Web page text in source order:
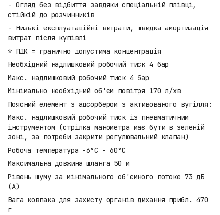
- Огляд без відбиття завдяки спеціальній плівці,
стійкій до розчинників
- Низькі експлуатаційні витрати, швидка амортизація
витрат після купівлі
* ПДК = гранично допустима концентрація
Необхідний надлишковий робочий тиск 4 бар
Макс. надлишковий робочий тиск 4 бар
Мінімально необхідний об'єм повітря 170 л/хв
Поясний елемент з адсорбером з активованого вугілля:
Макс. надлишковий робочий тиск із пневматичним
інструментом (стрілка манометра має бути в зеленій
зоні, за потреби закрити регулювальний клапан)
Робоча температура -6°C - 60°C
Максимальна довжина шланга 50 м
Рівень шуму за мінімального об'ємного потоке 73 дБ
(A)
Вага ковпака для захисту органів дихання прибл. 470
г